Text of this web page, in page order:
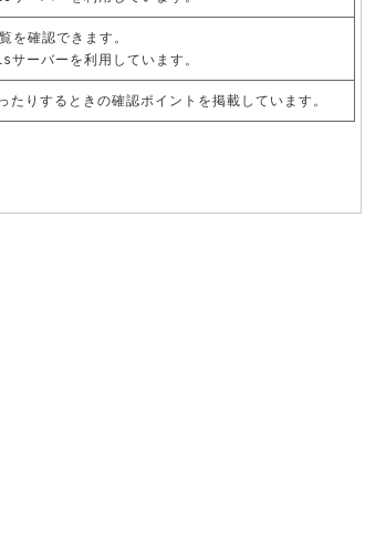
を確認できます。
ーバーを利用しています。
たりするときの確認ポイントを掲載しています。